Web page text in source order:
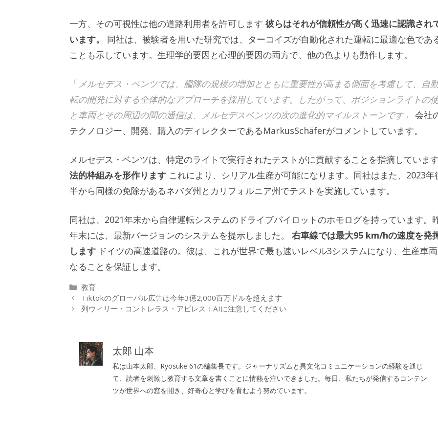
一方、その可視性は他の道路利用者を許可します 彼らはそれが信頼性が高く迅速に認識され
います。
同社は、被験者を用いた研究では、ターコイズが自動化された運転に最適な色であ
ことも示しています。生理学的要因と心理的要因の両方で、他の色よりも動作します。
「メルセデス・ベンツでは、艦隊の規模の増加とともに重要性が高まる側面を考慮して、自
転の開発に対する全体的なアプローチを採用しています。したがって、ポジションライトの
と車両とその周辺の間の通信は、メルセデスベンツの次の進化的マイルストーンです」 会社
テクノロジー、開発、購入のディレクターであるMarkusSchäferがコメントしています。
メルセデス・ベンツは、特定のライトで実行されたテストがに貢献することを指摘しています
法的枠組みを形作ります これにより、シリアル生産が可能になります。同社はまた、2023年
半から同様の免除があるネバダ州とカリフォルニア州でテストを実施しています。
同社は、2021年末から自律運転システムのドライブパイロットのホモログを持っています。
年末には、最新バージョンのシステムを提示しました。 右車線では最大95 km/hの速度を発
します ドイツの高速道路の。彼は、これが世界で最も速いレベル3システムになり、生産車
なることを保証します。
カ
テ
ゴ
教育
Tiktokのグローバル広告は今年3億2,000百万ドルを超えます
列ウィリー・コントレラス・アビレス：AIに注意してください
太郎 山本
私は山本太郎、Ryosuke 61の編集長です。ジャーナリズムと異文化コミュニケーションの経験を通じ
て、読者を刺激し教育する文章を書くことに情熱を注いできました。毎日、私たちが発信するコンテン
ツが世界への窓を開き、好奇心と学びを育むよう努めています。